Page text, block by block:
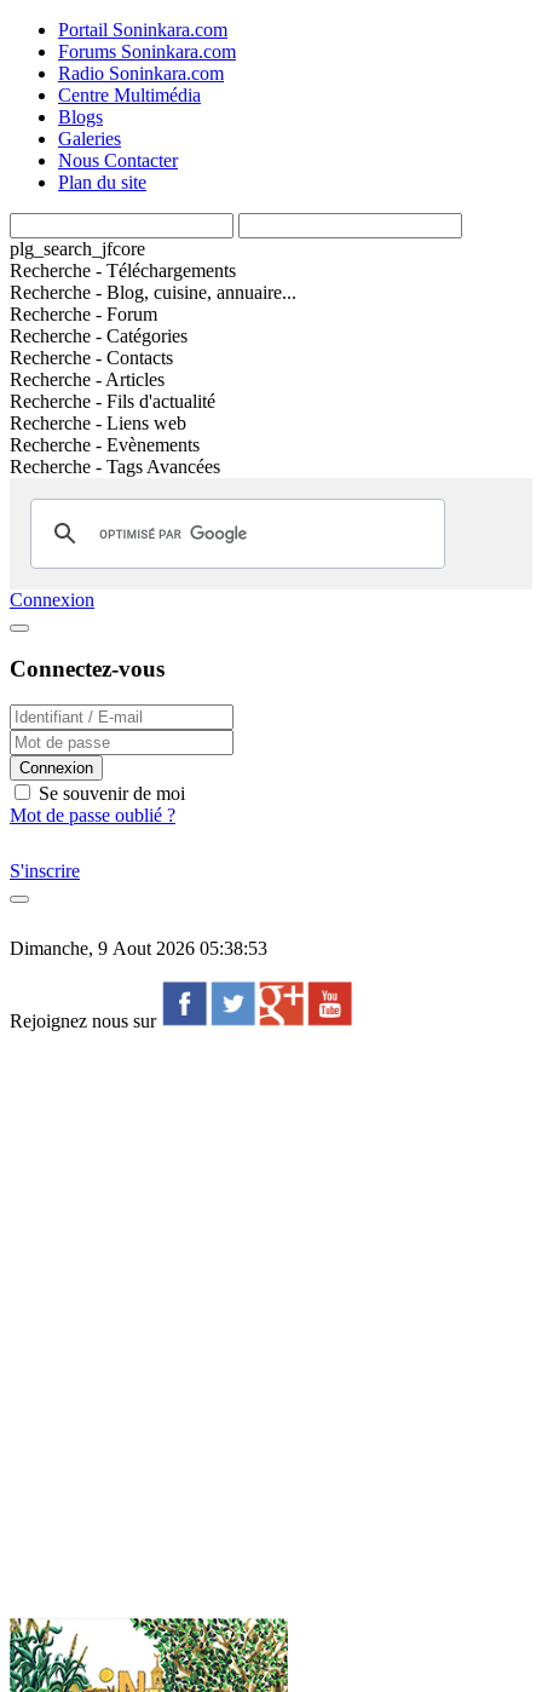
Portail Soninkara.com
Forums Soninkara.com
Radio Soninkara.com
Centre Multimédia
Blogs
Galeries
Nous Contacter
Plan du site
plg_search_jfcore
Recherche - Téléchargements
Recherche - Blog, cuisine, annuaire...
Recherche - Forum
Recherche - Catégories
Recherche - Contacts
Recherche - Articles
Recherche - Fils d'actualité
Recherche - Liens web
Recherche - Evènements
Recherche - Tags Avancées
Connexion
Connectez-vous
Connexion
Se souvenir de moi
Mot de passe oublié ?
S'inscrire
Dimanche, 9 Aout 2026 05:38:53
Rejoignez nous sur